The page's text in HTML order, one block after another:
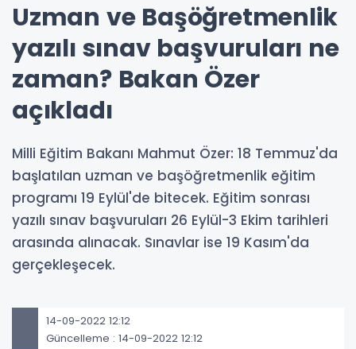
Uzman ve Başöğretmenlik
yazılı sınav başvuruları ne
zaman? Bakan Özer
açıkladı
Milli Eğitim Bakanı Mahmut Özer: 18 Temmuz'da
başlatılan uzman ve başöğretmenlik eğitim
programı 19 Eylül'de bitecek. Eğitim sonrası
yazılı sınav başvuruları 26 Eylül-3 Ekim tarihleri
arasında alınacak. Sınavlar ise 19 Kasım'da
gerçekleşecek.
14-09-2022 12:12
Güncelleme : 14-09-2022 12:12